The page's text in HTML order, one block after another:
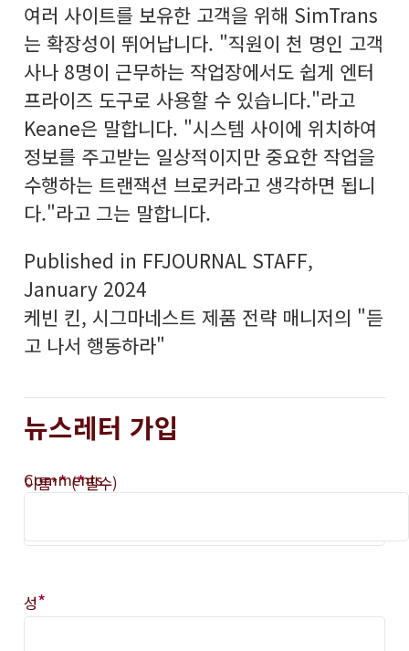
여러 사이트를 보유한 고객을 위해 SimTrans
는 확장성이 뛰어납니다. "직원이 천 명인 고객
사나 8명이 근무하는 작업장에서도 쉽게 엔터
프라이즈 도구로 사용할 수 있습니다."라고
Keane은 말합니다. "시스템 사이에 위치하여
정보를 주고받는 일상적이지만 중요한 작업을
수행하는 트랜잭션 브로커라고 생각하면 됩니
다."라고 그는 말합니다.
Published in FFJOURNAL STAFF,
January 2024
케빈 킨, 시그마네스트 제품 전략 매니저의 "듣
고 나서 행동하라"
뉴스레터 가입
Comments
이름**(*필수)
성*